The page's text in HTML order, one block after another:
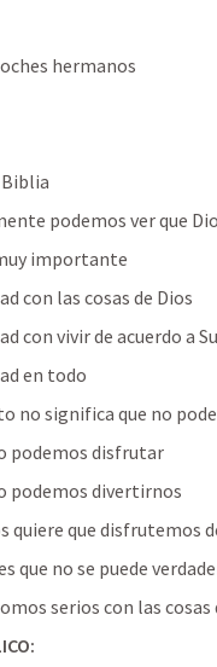
hermanos
podemos ver que
importante
con las cosas de Dios
con vivir de acuerdo a
en todo
no significa que no
podemos disfrutar
podemos divertirnos
quiere que disfrutemos
que no se puede
serios con las cosas